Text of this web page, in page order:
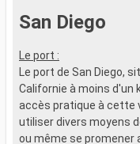
San Diego
Le port :
Le port de San Diego,
Californie à moins d'un
accès pratique à cette
utiliser divers moyens
ou même se promener